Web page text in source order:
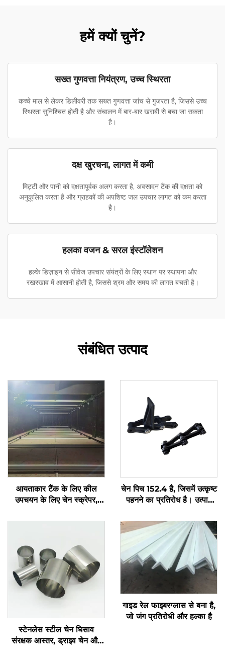
हमें क्यों चुनें?
सख्त गुणवत्ता नियंत्रण, उच्च स्थिरता
कच्चे माल से लेकर डिलीवरी तक सख्त गुणवत्ता जांच से गुजरता है, जिससे उच्च
स्थिरता सुनिश्चित होती है और संचालन में बार-बार खराबी से बचा जा सकता
है।
दक्ष खुरचना, लागत में कमी
मिट्टी और पानी को दक्षतापूर्वक अलग करता है, अवसादन टैंक की दक्षता को
अनुकूलित करता है और ग्राहकों की अपशिष्ट जल उपचार लागत को कम करता
है।
हलका वजन & सरल इंस्टॉलेशन
हल्के डिज़ाइन से सीवेज उपचार संयंत्रों के लिए स्थान पर स्थापना और
रखरखाव में आसानी होती है, जिससे श्रम और समय की लागत बचती है।
संबंधित उत्पाद
आयताकार टैंक के लिए कील
उपचयन के लिए चेन स्क्रेपर,
चेन स्क्रेपर
चेन पिच 152.4 है, जिसमें उत्कृष्ट
पहनने का प्रतिरोध है। उत्पाद
स्थापित करने में आसान है, और
इसकी तोड़ने की शक्ति 3T से
अधिक है
स्टेनलेस स्टील चेन घिसाव
संरक्षक आस्तर, ड्राइव चेन और
गाइड रेल फाइबरग्लास से बना है,
जो जंग प्रतिरोधी और हल्का है